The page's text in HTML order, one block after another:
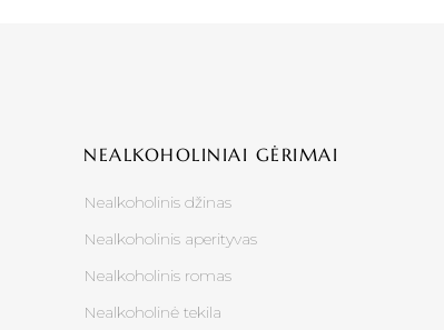
NEALKOHOLINIAI GĖRIMAI
Nealkoholinis džinas
Nealkoholinis aperityvas
Nealkoholinis romas
Nealkoholinė tekila